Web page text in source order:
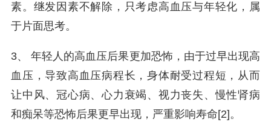
素。继发因素不解除，只考虑高血压与年轻化，属
于片面思考。
3、 年轻人的高血压后果更加恐怖，由于过早出现高
血压，导致高血压病程长，身体耐受过程短，从而
让中风、冠心病、心力衰竭、视力丧失、慢性肾病
和痴呆等恐怖后果更早出现，严重影响寿命[2]。